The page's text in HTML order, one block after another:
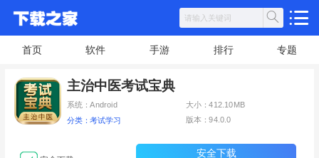
首页 软件 手游 排行 专题
主治中医考试宝典
系统：Android 大小：412.10MB
分类：考试学习 版本：94.0.0
安全下载